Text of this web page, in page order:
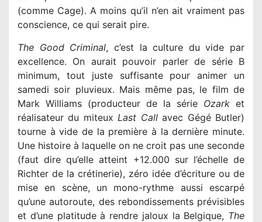
(comme Cage). A moins qu’il n’en ait vraiment pas
conscience, ce qui serait pire.
The Good Criminal, c’est la culture du vide par
excellence. On aurait pouvoir parler de série B
minimum, tout juste suffisante pour animer un
samedi soir pluvieux. Mais même pas, le film de
Mark Williams (producteur de la série Ozark et
réalisateur du miteux Last Callavec Gégé Butler)
tourne à vide de la première à la dernière minute.
Une histoire à laquelle on ne croit pas une seconde
(faut dire qu’elle atteint +12.000 sur l’échelle de
Richter de la crétinerie), zéro idée d’écriture ou de
mise en scène, un mono-rythme aussi escarpé
qu’une autoroute, des rebondissements prévisibles
et d’une platitude à rendre jaloux la Belgique, The